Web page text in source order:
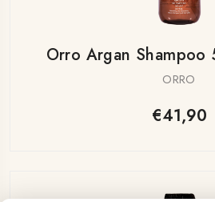
Orro Argan Shampoo
ORRO
€41,90